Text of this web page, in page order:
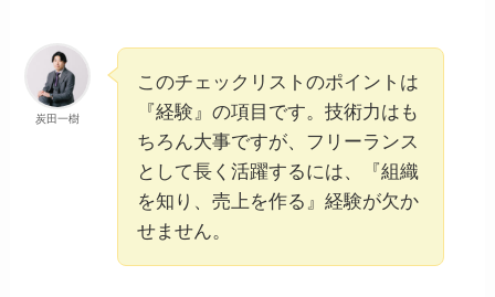
炭田一樹
このチェックリストのポイントは
『経験』の項目です。技術力はも
ちろん大事ですが、フリーランス
として長く活躍するには、『組織
を知り、売上を作る』経験が欠か
せません。